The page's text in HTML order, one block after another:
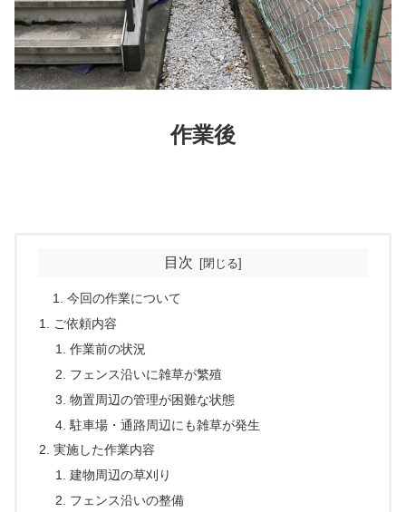
作業後
目次
今回の作業について
ご依頼内容
作業前の状況
フェンス沿いに雑草が繁殖
物置周辺の管理が困難な状態
駐車場・通路周辺にも雑草が発生
実施した作業内容
建物周辺の草刈り
フェンス沿いの整備